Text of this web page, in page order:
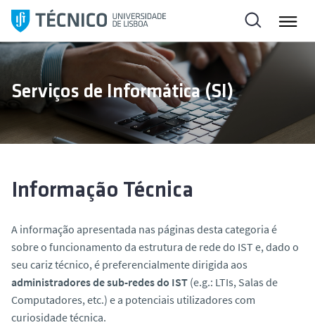
l
t
p
a
Serviços de Informática (SI)
Informação Técnica
A informação apresentada nas páginas desta categoria é
sobre o funcionamento da estrutura de rede do IST e, dado o
seu cariz técnico, é preferencialmente dirigida aos
administradores de sub-redes do IST (e.g.: LTIs, Salas de
Computadores, etc.) e a potenciais utilizadores com
curiosidade técnica.